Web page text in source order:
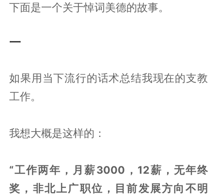
下面是一个关于悼词美德的故事。
一
如果用当下流行的话术总结我现在的支教
工作。
我想大概是这样的：
“工作两年，月薪3000，12薪，无年终
奖，非北上广职位，目前发展方向不明